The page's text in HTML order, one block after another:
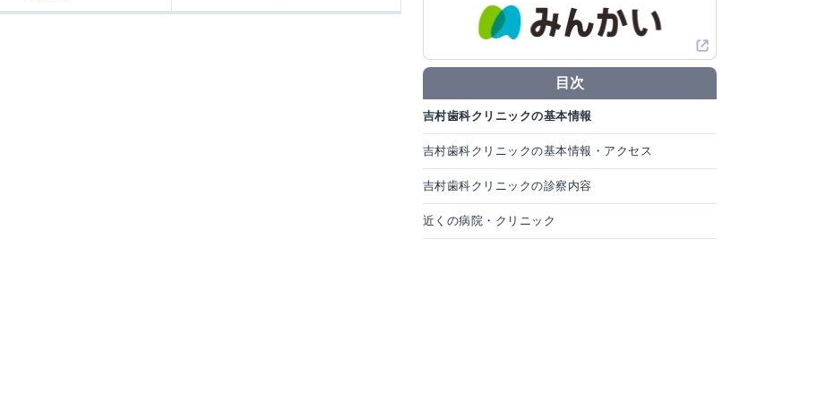
目次
吉村歯科クリニックの基本情報
吉村歯科クリニックの基本情報・アクセス
吉村歯科クリニックの診察内容
近くの病院・クリニック